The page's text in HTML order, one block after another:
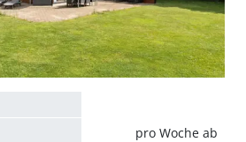
pro Woche ab